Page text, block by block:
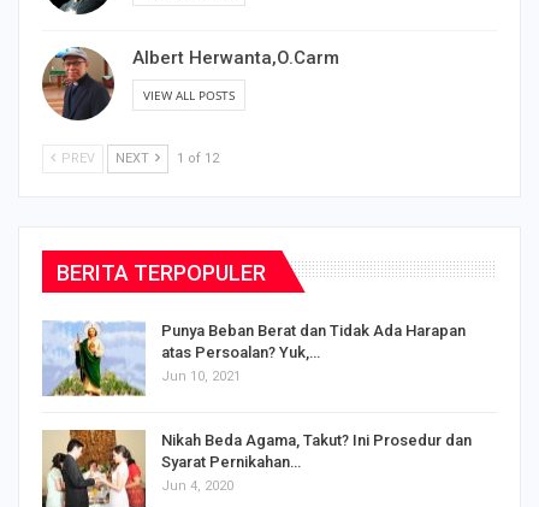
Albert Herwanta,O.Carm
VIEW ALL POSTS
PREV NEXT 1 of 12
BERITA TERPOPULER
Punya Beban Berat dan Tidak Ada Harapan
atas Persoalan? Yuk,…
Jun 10, 2021
Nikah Beda Agama, Takut? Ini Prosedur dan
Syarat Pernikahan…
Jun 4, 2020